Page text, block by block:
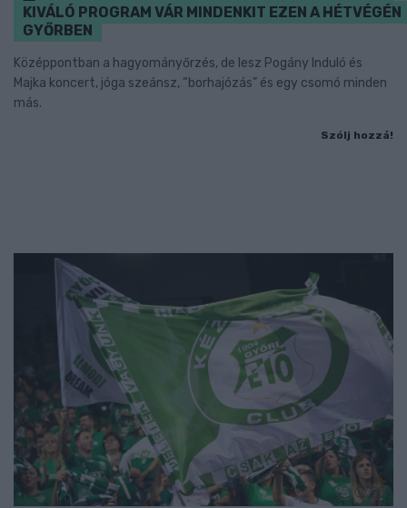
KIVÁLÓ PROGRAM VÁR MINDENKIT EZEN A HÉTVÉGÉN
GYŐRBEN
Középpontban a hagyományőrzés, de lesz Pogány Induló és
Majka koncert, jóga szeánsz, “borhajózás” és egy csomó minden
más.
Szólj hozzá!